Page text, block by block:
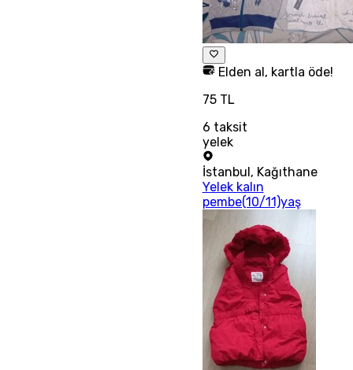
Elden al, kartla öde!
75 TL
6 taksit
yelek
İstanbul , Kağıthane
Yelek kalın
pembe(10/11)yaş